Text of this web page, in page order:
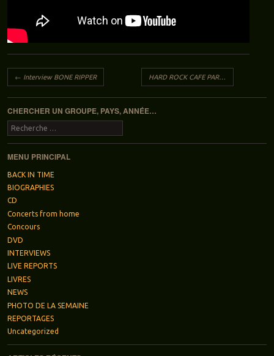
Navigation des articles
← Interview BONE RIPPER HARD ROCK CAFE PARIS: c’est fini…
CHERCHER UN GROUPE, PAYS, ANNÉE…
Recherche
MENU PRINCIPAL
BACK IN TIME
BIOGRAPHIES
CD
Concerts from home
Concours
DVD
INTERVIEWS
LIVE REPORTS
LIVRES
NEWS
PHOTO DE LA SEMAINE
REPORTAGES
Uncategorized